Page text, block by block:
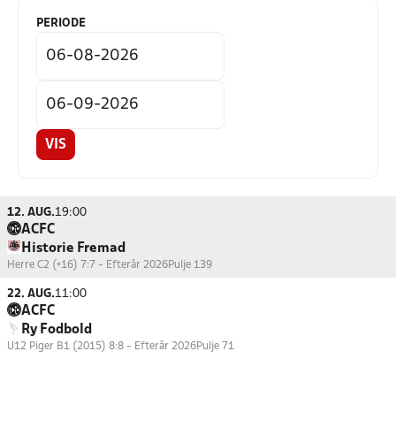
PERIODE
VIS
12. AUG.19:00
ACFC
Historie Fremad
Herre C2 (+16) 7:7 - Efterår 2026Pulje 139
22. AUG.11:00
ACFC
Ry Fodbold
U12 Piger B1 (2015) 8:8 - Efterår 2026Pulje 71